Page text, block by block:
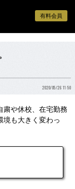
有料会員
2020/05/26 11:50
粛や休校、在宅勤務
境も大きく変わっ